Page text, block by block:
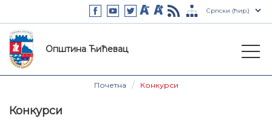
Општина Ћићевац
Почетна Конкурси
Конкурси